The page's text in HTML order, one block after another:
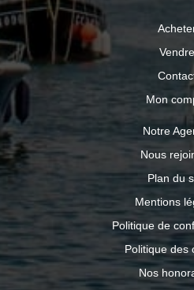
Vendre
Mon
Notre
Nous
Plan du
Mentions
Politique de
Politique des
Nos